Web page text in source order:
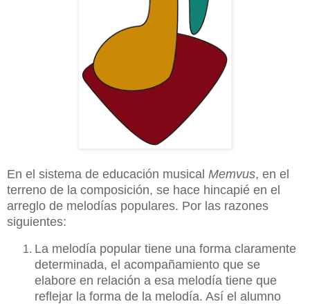
En el sistema de educación musical Memvus, en el
terreno de la composición, se hace hincapié en el
arreglo de melodías populares. Por las razones
siguientes:
La melodía popular tiene una forma claramente
determinada, el acompañamiento que se
elabore en relación a esa melodía tiene que
reflejar la forma de la melodía. Así el alumno